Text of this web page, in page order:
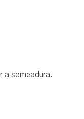
a semeadura.